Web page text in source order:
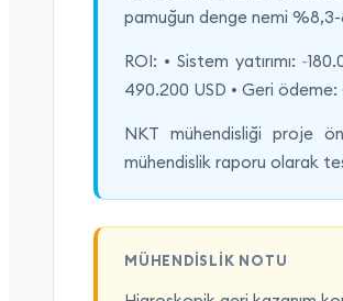
pamuğun denge nemi %8,3-
ROI: • Sistem yatırımı:
490.200 USD • Geri ödeme:
NKT mühendisliği proje
mühendislik raporu olarak
MÜHENDISLIK NOTU